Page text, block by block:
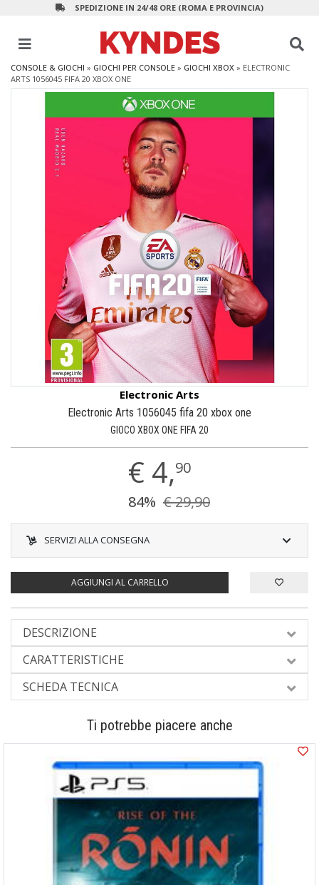
SPEDIZIONE IN 24/48 ORE (ROMA E PROVINCIA)
CONSOLE & GIOCHI » GIOCHI PER CONSOLE » GIOCHI XBOX » ELECTRONIC
ARTS 1056045 FIFA 20 XBOX ONE
Electronic Arts
Electronic Arts 1056045 fifa 20 xbox one
GIOCO XBOX ONE FIFA 20
€ 4,90
84% € 29,90
SERVIZI ALLA CONSEGNA
AGGIUNGI AL CARRELLO
DESCRIZIONE
CARATTERISTICHE
SCHEDA TECNICA
Ti potrebbe piacere anche